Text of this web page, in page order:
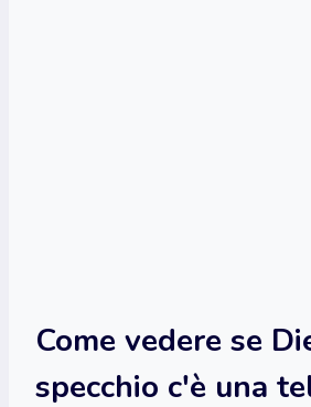
Come vedere se
specchio c'è una